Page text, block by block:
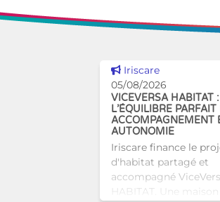
Voir cette news
Iriscare
05/08/2026
VICEVERSA HABITAT :
L’ÉQUILIBRE
ACCOMPAGNEMENT
AUTONOMIE
Iriscare finance le
d'habitat partagé et
accompagné
HABITAT. Une maison à